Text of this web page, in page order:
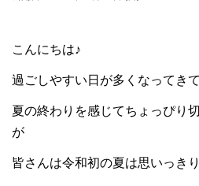
こんにちは♪
過ごしやすい日が多くなってきて
夏の終わりを感じてちょっぴり
が
皆さんは令和初の夏は思いっき